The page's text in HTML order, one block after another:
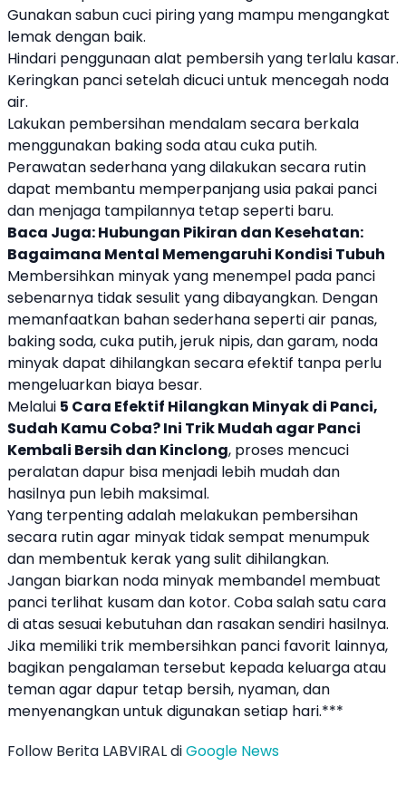
Gunakan sabun cuci piring yang mampu mengangkat
lemak dengan baik.
Hindari penggunaan alat pembersih yang terlalu kasar.
Keringkan panci setelah dicuci untuk mencegah noda
air.
Lakukan pembersihan mendalam secara berkala
menggunakan baking soda atau cuka putih.
Perawatan sederhana yang dilakukan secara rutin
dapat membantu memperpanjang usia pakai panci
dan menjaga tampilannya tetap seperti baru.
Baca Juga:Hubungan Pikiran dan Kesehatan:
Bagaimana Mental Memengaruhi Kondisi Tubuh
Membersihkan minyak yang menempel pada panci
sebenarnya tidak sesulit yang dibayangkan. Dengan
memanfaatkan bahan sederhana seperti air panas,
baking soda, cuka putih, jeruk nipis, dan garam, noda
minyak dapat dihilangkan secara efektif tanpa perlu
mengeluarkan biaya besar.
Melalui 5 Cara Efektif Hilangkan Minyak di Panci,
Sudah Kamu Coba? Ini Trik Mudah agar Panci
Kembali Bersih dan Kinclong, proses mencuci
peralatan dapur bisa menjadi lebih mudah dan
hasilnya pun lebih maksimal.
Yang terpenting adalah melakukan pembersihan
secara rutin agar minyak tidak sempat menumpuk
dan membentuk kerak yang sulit dihilangkan.
Jangan biarkan noda minyak membandel membuat
panci terlihat kusam dan kotor. Coba salah satu cara
di atas sesuai kebutuhan dan rasakan sendiri hasilnya.
Jika memiliki trik membersihkan panci favorit lainnya,
bagikan pengalaman tersebut kepada keluarga atau
teman agar dapur tetap bersih, nyaman, dan
menyenangkan untuk digunakan setiap hari.***
Follow Berita LABVIRAL diGoogle News